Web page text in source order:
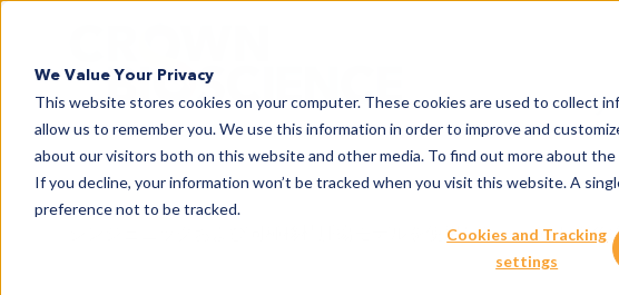
We Value Your Privacy
This website stores cookies on your computer. These cookies are used to collect
allow us to remember you. We use this information in order to improve and
about our visitors both on this website and other media. To find out more about the
If you decline, your information won’t be tracked when you visit this website. A
preference not to be tracked.
Cookies and Tracking
settings
サ
シンジェニックおよび同種移植腫瘍モデルを使用した in vivo がん